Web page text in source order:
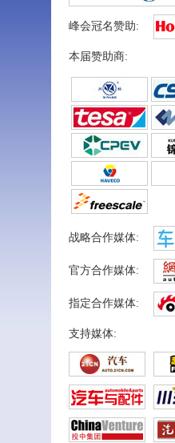
峰会冠名赞助:
本届赞助商:
战略合作媒体:
官方合作媒体:
指定合作媒体:
支持媒体: